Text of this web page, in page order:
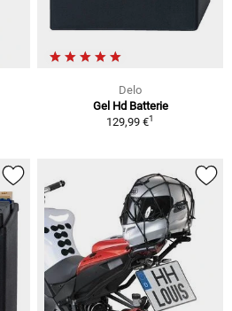
Delo
Gel Hd Batterie
129,99 €1